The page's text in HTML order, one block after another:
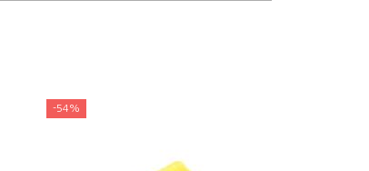
-54%